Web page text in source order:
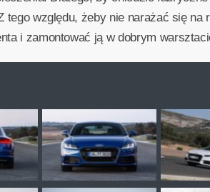
względu, żeby nie narażać się
i zamontować ją w dobrym